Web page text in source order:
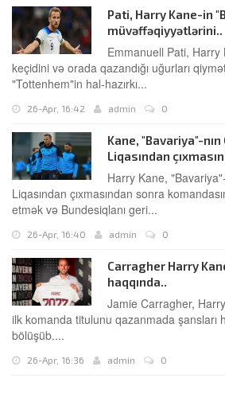
Pati, Harry Kane-in
müvəffəqiyyətlərini..
Emmanuell Pati,
keçidini və orada qazandığı uğurları
"Tottenhem"in hal-hazırkı...
26-Apr, 16:42 admin 0
Kane, "Bavariya"-
Liqasından
Harry Kane,
Liqasından çıxmasından sonra
etmək və Bundesiqlanı geri...
26-Apr, 16:40 admin 0
Carragher Harry
haqqında..
Jamie Carragher,
ilk komanda titulunu qazanmada şansları
bölüşüb....
26-Apr, 16:36 admin 0